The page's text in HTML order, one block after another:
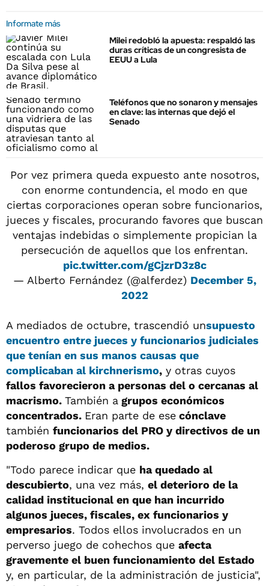
Informate más
Milei redobló la apuesta: respaldó las
duras críticas de un congresista de
EEUU a Lula
Teléfonos que no sonaron y mensajes
en clave: las internas que dejó el
Senado
Por vez primera queda expuesto ante nosotros,
con enorme contundencia, el modo en que
ciertas corporaciones operan sobre funcionarios,
jueces y fiscales, procurando favores que buscan
ventajas indebidas o simplemente propician la
persecución de aquellos que los enfrentan.
pic.twitter.com/gCjzrD3z8c
— Alberto Fernández (@alferdez) December 5,
2022
A mediados de octubre, trascendió unsupuesto
encuentro entre jueces y funcionarios judiciales
que tenían en sus manos causas que
complicaban al kirchnerismo, y otras cuyos
fallos favorecieron a personas del o cercanas al
macrismo. También a grupos económicos
concentrados. Eran parte de ese cónclave
también funcionarios del PRO y directivos de un
poderoso grupo de medios.
"Todo parece indicar que ha quedado al
descubierto, una vez más, el deterioro de la
calidad institucional en que han incurrido
algunos jueces, fiscales, ex funcionarios y
empresarios. Todos ellos involucrados en un
perverso juego de cohechos que afecta
gravemente el buen funcionamiento del Estado
y, en particular, de la administración de justicia",